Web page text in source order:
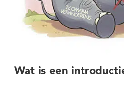
Wat is een